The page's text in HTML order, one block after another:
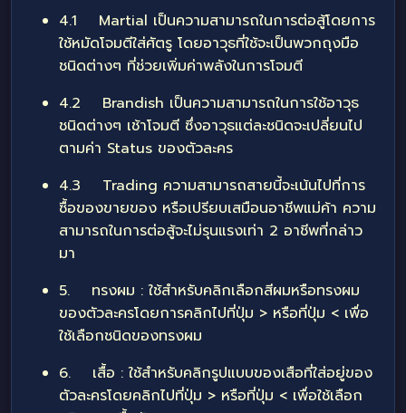
4.1 Martial เป็นความสามารถในการต่อสู้โดยการ
ใช้หมัดโจมตีใส่ศัตรู โดยอาวุธที่ใช้จะเป็นพวกถุงมือ
ชนิดต่างๆ ที่ช่วยเพิ่มค่าพลังในการโจมตี
4.2 Brandish เป็นความสามารถในการใช้อาวุธ
ชนิดต่างๆ เช้าโจมตี ซึ่งอาวุธแต่ละชนิดจะเปลี่ยนไป
ตามค่า Status ของตัวละคร
4.3 Trading ความสามารถสายนี้จะเน้นไปที่การ
ซื้อของขายของ หรือเปรียบเสมือนอาชีพแม่ค้า ความ
สามารถในการต่อสู้จะไม่รุนแรงเท่า 2 อาชีพที่กล่าว
มา
5. ทรงผม : ใช้สำหรับคลิกเลือกสีผมหรือทรงผม
ของตัวละครโดยการคลิกไปที่ปุ่ม > หรือที่ปุ่ม < เพื่อ
ใช้เลือกชนิดของทรงผม
6. เสื้อ : ใช้สำหรับคลิกรูปแบบของเสือที่ใส่อยู่ของ
ตัวละครโดยคลิกไปที่ปุ่ม > หรือที่ปุ่ม < เพื่อใช้เลือก